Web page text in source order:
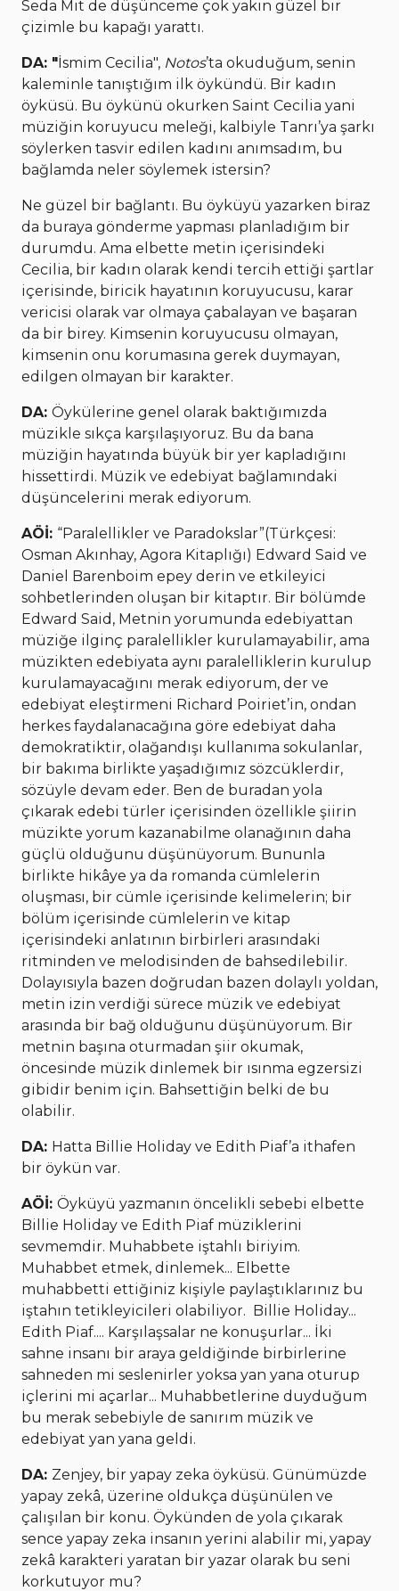
Seda Mit de düşünceme çok yakın güzel bir
çizimle bu kapağı yarattı.
DA: "İsmim Cecilia", Notos’ta okuduğum, senin
kaleminle tanıştığım ilk öykündü. Bir kadın
öyküsü. Bu öykünü okurken Saint Cecilia yani
müziğin koruyucu meleği, kalbiyle Tanrı’ya şarkı
söylerken tasvir edilen kadını anımsadım, bu
bağlamda neler söylemek istersin?
Ne güzel bir bağlantı. Bu öyküyü yazarken biraz
da buraya gönderme yapması planladığım bir
durumdu. Ama elbette metin içerisindeki
Cecilia, bir kadın olarak kendi tercih ettiği şartlar
içerisinde, biricik hayatının koruyucusu, karar
vericisi olarak var olmaya çabalayan ve başaran
da bir birey. Kimsenin koruyucusu olmayan,
kimsenin onu korumasına gerek duymayan,
edilgen olmayan bir karakter.
DA: Öykülerine genel olarak baktığımızda
müzikle sıkça karşılaşıyoruz. Bu da bana
müziğin hayatında büyük bir yer kapladığını
hissettirdi. Müzik ve edebiyat bağlamındaki
düşüncelerini merak ediyorum.
AÖİ: “Paralellikler ve Paradokslar”(Türkçesi:
Osman Akınhay, Agora Kitaplığı) Edward Said ve
Daniel Barenboim epey derin ve etkileyici
sohbetlerinden oluşan bir kitaptır. Bir bölümde
Edward Said, Metnin yorumunda edebiyattan
müziğe ilginç paralellikler kurulamayabilir, ama
müzikten edebiyata aynı paralelliklerin kurulup
kurulamayacağını merak ediyorum, der ve
edebiyat eleştirmeni Richard Poiriet’in, ondan
herkes faydalanacağına göre edebiyat daha
demokratiktir, olağandışı kullanıma sokulanlar,
bir bakıma birlikte yaşadığımız sözcüklerdir,
sözüyle devam eder. Ben de buradan yola
çıkarak edebi türler içerisinden özellikle şiirin
müzikte yorum kazanabilme olanağının daha
güçlü olduğunu düşünüyorum. Bununla
birlikte hikâye ya da romanda cümlelerin
oluşması, bir cümle içerisinde kelimelerin; bir
bölüm içerisinde cümlelerin ve kitap
içerisindeki anlatının birbirleri arasındaki
ritminden ve melodisinden de bahsedilebilir.
Dolayısıyla bazen doğrudan bazen dolaylı yoldan,
metin izin verdiği sürece müzik ve edebiyat
arasında bir bağ olduğunu düşünüyorum. Bir
metnin başına oturmadan şiir okumak,
öncesinde müzik dinlemek bir ısınma egzersizi
gibidir benim için. Bahsettiğin belki de bu
olabilir.
DA: Hatta Billie Holiday ve Edith Piaf’a ithafen
bir öykün var.
AÖİ: Öyküyü yazmanın öncelikli sebebi elbette
Billie Holiday ve Edith Piaf müziklerini
sevmemdir. Muhabbete iştahlı biriyim.
Muhabbet etmek, dinlemek... Elbette
muhabbetti ettiğiniz kişiyle paylaştıklarınız bu
iştahın tetikleyicileri olabiliyor. Billie Holiday...
Edith Piaf.... Karşılaşsalar ne konuşurlar... İki
sahne insanı bir araya geldiğinde birbirlerine
sahneden mi seslenirler yoksa yan yana oturup
içlerini mi açarlar... Muhabbetlerine duyduğum
bu merak sebebiyle de sanırım müzik ve
edebiyat yan yana geldi.
DA: Zenjey, bir yapay zeka öyküsü. Günümüzde
yapay zekâ, üzerine oldukça düşünülen ve
çalışılan bir konu. Öykünden de yola çıkarak
sence yapay zeka insanın yerini alabilir mi, yapay
zekâ karakteri yaratan bir yazar olarak bu seni
korkutuyor mu?